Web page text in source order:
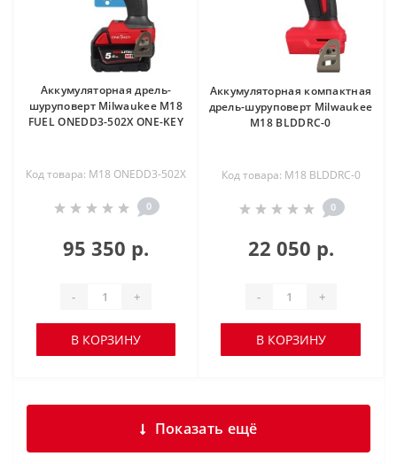
Аккумуляторная дрель-
шуруповерт Milwaukee M18
FUEL ONEDD3-502X ONE-KEY
Код товара: M18 ONEDD3-502X
0
95 350 р.
- +
В КОРЗИНУ
Аккумуляторная компактная
дрель-шуруповерт Milwaukee
M18 BLDDRC-0
Код товара: M18 BLDDRC-0
0
22 050 р.
- +
В КОРЗИНУ
Показать ещё